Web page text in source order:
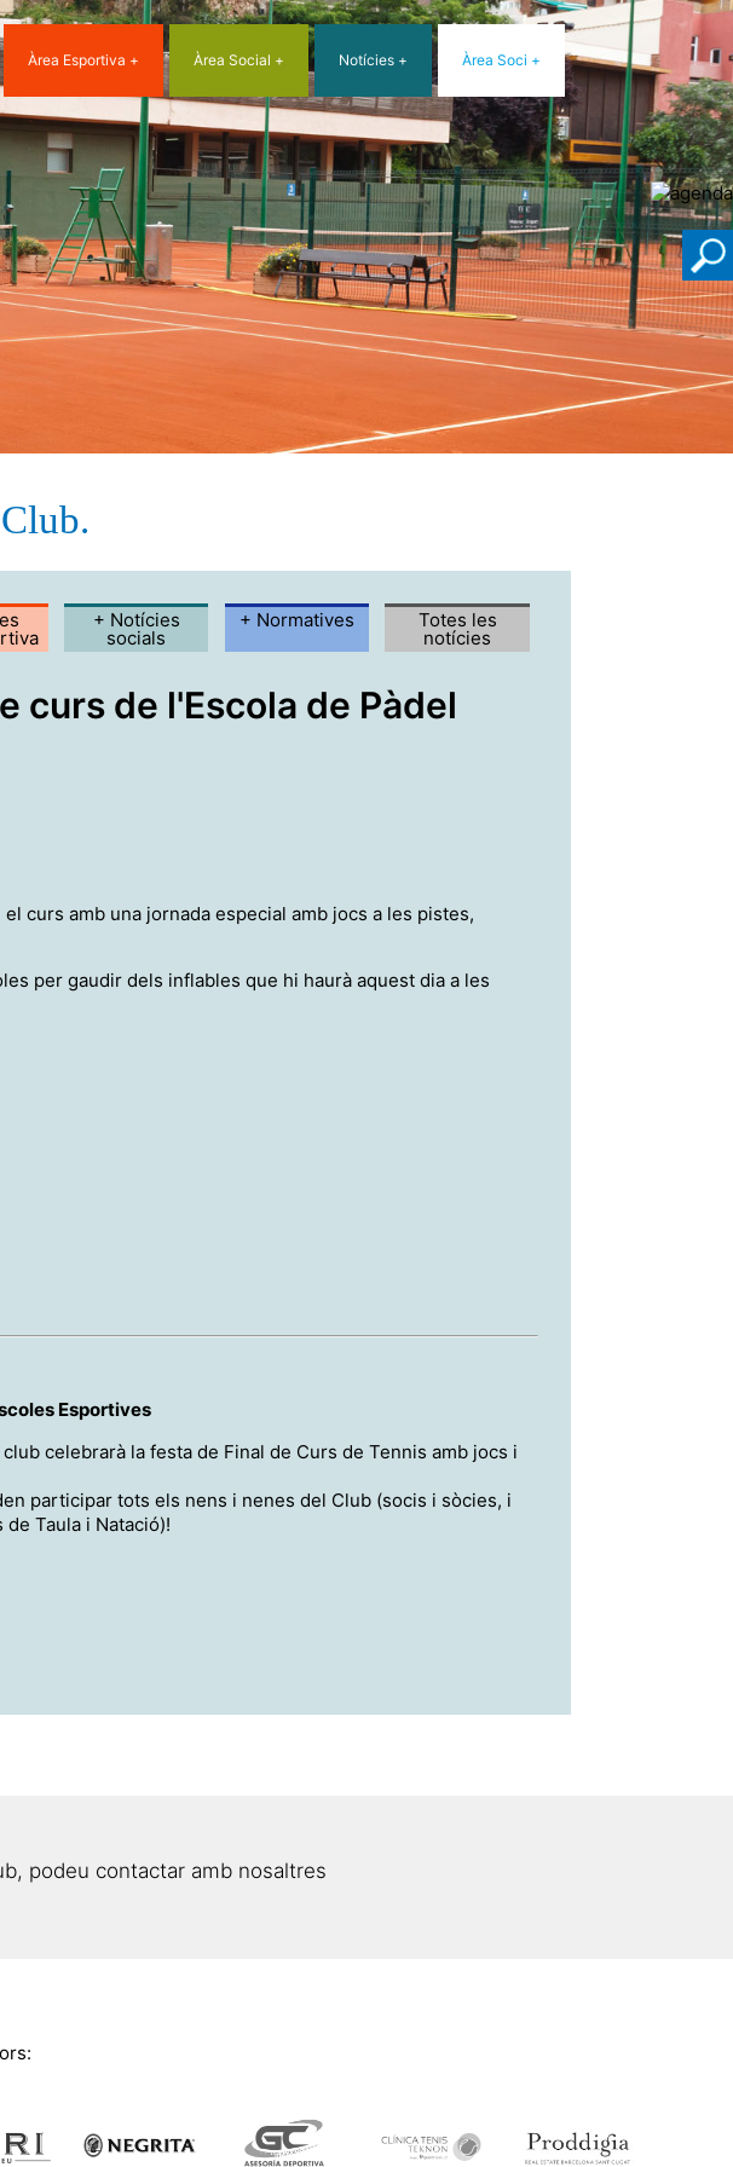
Àrea Esportiva Àrea Social Notícies Àrea Soci
+ Notícies
socials
+ Normatives Totes les
notícies
curs de l'Escola de Pàdel
curs amb una jornada especial amb jocs a les pistes,
per gaudir dels inflables que hi haurà aquest dia a les
Esportives
celebrarà la festa de Final de Curs de Tennis amb jocs i
participar tots els nens i nenes del Club (socis i sòcies, i
Taula i Natació)!
podeu contactar amb nosaltres